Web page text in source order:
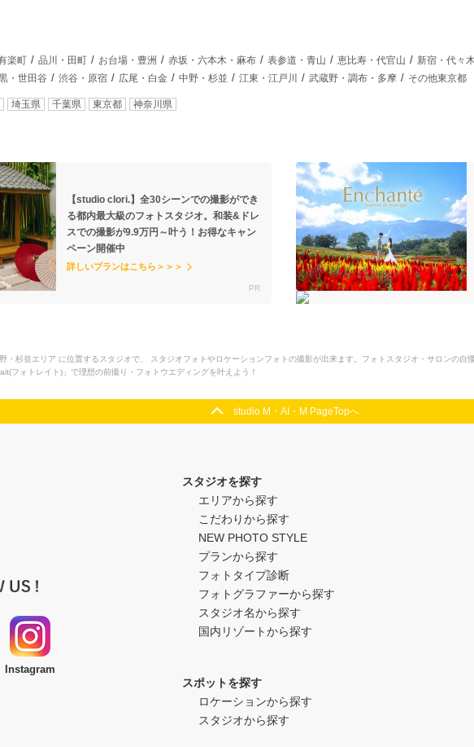
楽町 品川・田町 お台場・豊洲 赤坂・六本木・麻布 表参道・青山 恵比寿・代官山 新宿・代々
・世田谷 渋谷・原宿 広尾・白金 中野・杉並 江東・江戸川 武蔵野・調布・多摩 その他東京都
埼玉県 千葉県 東京都 神奈川県
【studio clori.】全30シーンでの撮影ができ
る都内最大級のフォトスタジオ。和装&ドレ
スでの撮影が9.9万円～叶う！お得なキャン
ペーン開催中
詳しいプランはこちら＞＞＞
・杉並エリア に位置するスタジオで、 スタジオフォトやロケーションフォトの撮影が出来ます。フォトスタジオ・サロンの自
フォトレイト)」で理想の前撮り・フォトウエディングを叶えよう！
studio M・AI・M PageTopへ
Instagram
スタジオを探す
エリアから探す
こだわりから探す
NEW PHOTO STYLE
プランから探す
フォトタイプ診断
フォトグラファーから探す
スタジオ名から探す
国内リゾートから探す
スポットを探す
ロケーションから探す
スタジオから探す